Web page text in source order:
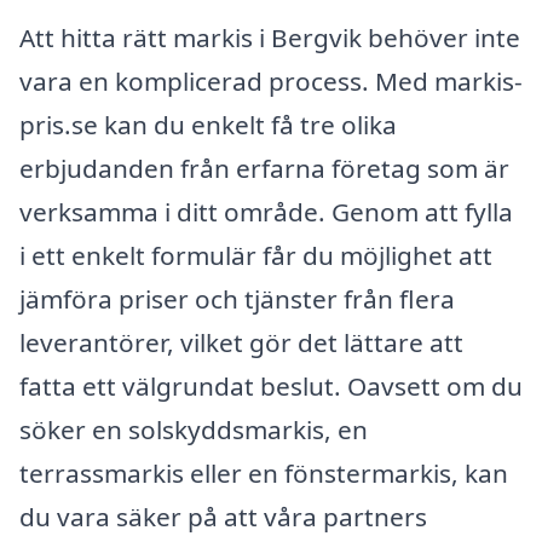
Att hitta rätt markis i Bergvik behöver inte
vara en komplicerad process. Med markis-
pris.se kan du enkelt få tre olika
erbjudanden från erfarna företag som är
verksamma i ditt område. Genom att fylla
i ett enkelt formulär får du möjlighet att
jämföra priser och tjänster från flera
leverantörer, vilket gör det lättare att
fatta ett välgrundat beslut. Oavsett om du
söker en solskyddsmarkis, en
terrassmarkis eller en fönstermarkis, kan
du vara säker på att våra partners